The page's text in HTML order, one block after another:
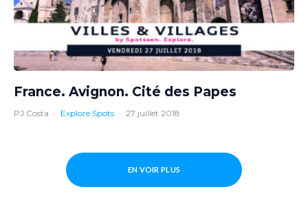
France. Avignon. Cité des Papes
PJ Costa · Explore Spots · 27 juillet 2018
EN VOIR PLUS